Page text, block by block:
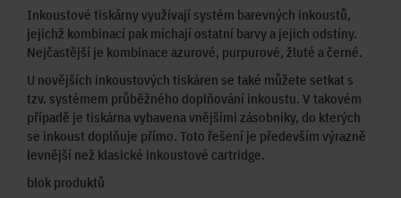
Inkoustové tiskárny využívají systém barevných inkoustů,
jejichž kombinací pak míchají ostatní barvy a jejich odstíny.
Nejčastější je kombinace azurové, purpurové, žluté a černé.
U novějších inkoustových tiskáren se také můžete setkat s
tzv. systémem průběžného doplňování inkoustu. V takovém
případě je tiskárna vybavena vnějšími zásobníky, do kterých
se inkoust doplňuje přímo. Toto řešení je především výrazně
levnější než klasické inkoustové cartridge.
blok produktů